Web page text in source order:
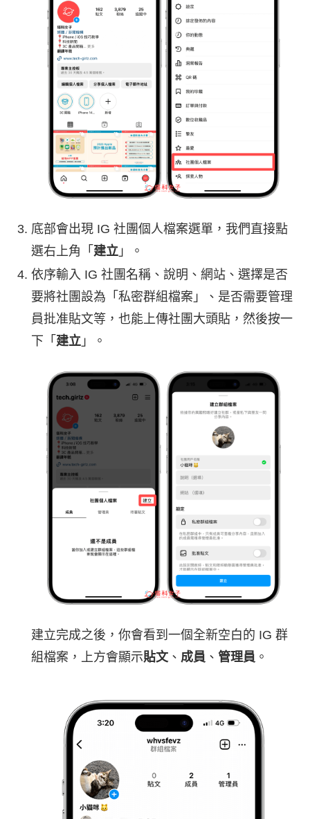
底部會出現 IG 社團個人檔案選單，我們直接點
選右上角「 建立 」。
依序輸入 IG 社團名稱、說明、網站、選擇是否
要將社團設為「私密群組檔案」、是否需要管理
員批准貼文等，也能上傳社團大頭貼，然後按一
下「 建立 」。
建立完成之後，你會看到一個全新空白的 IG 群
組檔案，上方會顯示貼文 、 成員 、 管理員 。